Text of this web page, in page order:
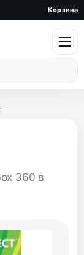
Корзина
360 в